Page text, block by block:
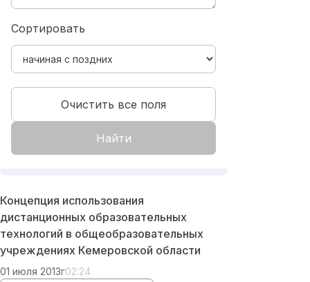
Сортировать
Найти
Очистить все поля
Концепция использования
дистанционных образовательных
технологий в общеобразовательных
учреждениях Кемеровской области
01 июля 2013г02:24